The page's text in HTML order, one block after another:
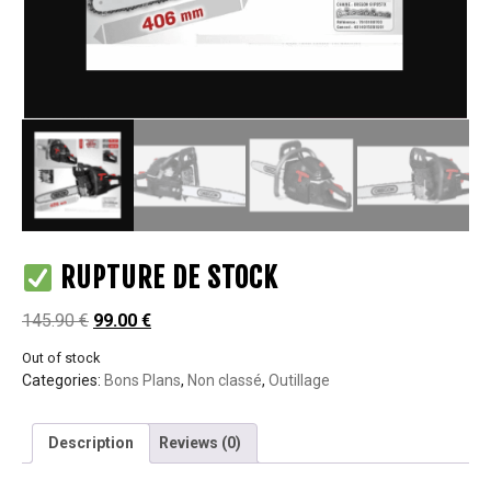
RUPTURE DE STOCK
145.90€ 99.00 €
Out of stock
Categories: Bons Plans, Non classé, Outillage
Description Reviews (0)